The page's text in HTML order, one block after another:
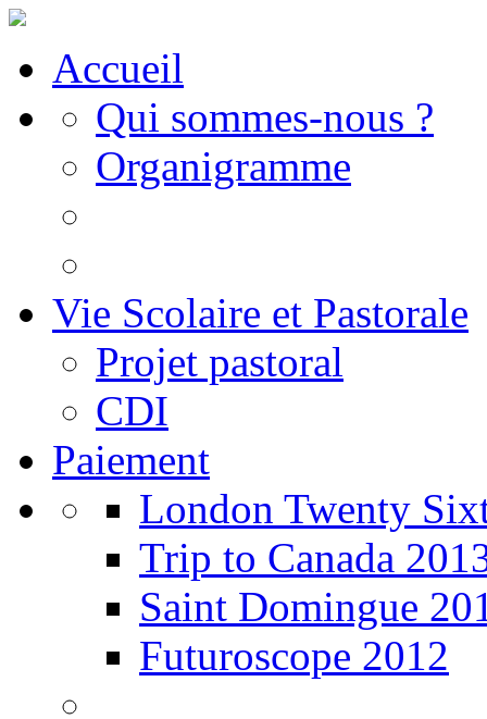
Accueil
Qui sommes-nous ?
Organigramme
Vie Scolaire et Pastorale
Projet pastoral
CDI
Paiement
London Twenty
Trip to Canada
Saint Domingue
Futuroscope 2012